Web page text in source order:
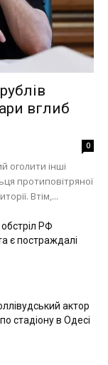
вглиб
0
оголити інші
протиповітряної
Втім,...
РФ
є постраждалі
актор
стадіону в Одесі